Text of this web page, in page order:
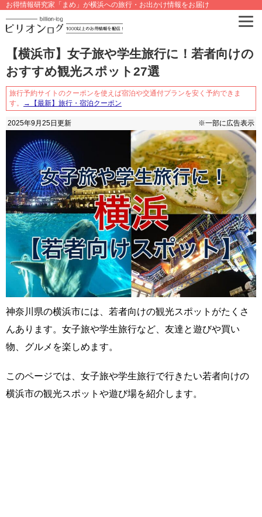
お得情報研究家「まめ」が横浜への旅行・お出かけ情報をお届け
【横浜市】女子旅や学生旅行に！若者向けの
おすすめ観光スポット27選
旅行予約サイトのクーポンを使えば宿泊や交通付プランを安く予約できま
す。
→【最新】旅行・宿泊クーポン
2025年9月25日 更新 ※一部に広告表示
神奈川県の横浜市には、若者向けの観光スポットがたくさ
んあります。女子旅や学生旅行など、友達と遊びや買い
物、グルメを楽しめます。
このページでは、女子旅や学生旅行で行きたい若者向けの
横浜市の観光スポットや遊び場を紹介します。